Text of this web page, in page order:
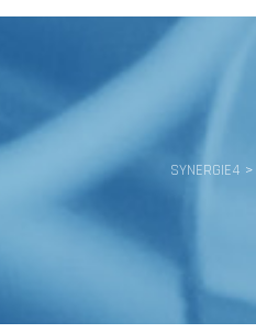
SYNERGIE4 >